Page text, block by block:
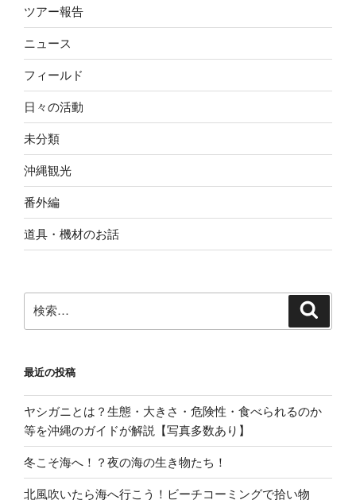
o
o
k
ツアー報告
ニュース
フィールド
日々の活動
未分類
沖縄観光
番外編
道具・機材のお話
索:
最近の投稿
ヤシガニとは？生態・大きさ・危険性・食べられるのか
等を沖縄のガイドが解説【写真多数あり】
冬こそ海へ！？夜の海の生き物たち！
北風吹いたら海へ行こう！ビーチコーミングで拾い物